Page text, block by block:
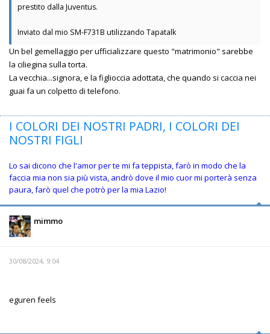
prestito dalla Juventus.
Inviato dal mio SM-F731B utilizzando Tapatalk
Un bel gemellaggio per ufficializzare questo "matrimonio" sarebbe
la ciliegina sulla torta.
La vecchia...signora, e la figlioccia adottata, che quando si caccia nei
guai fa un colpetto di telefono.
I COLORI DEI NOSTRI PADRI, I COLORI DEI
NOSTRI FIGLI
Lo sai dicono che l'amor per te mi fa teppista, farò in modo che la
faccia mia non sia più vista, andrò dove il mio cuor mi porterà senza
paura, farò quel che potrò per la mia Lazio!
mimmo
30/08/2024, 9:04
eguren feels